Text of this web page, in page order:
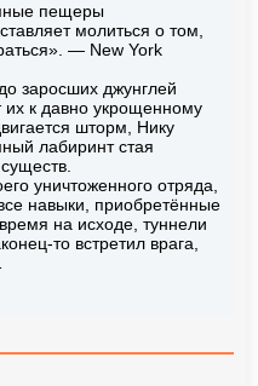
пещеры
молиться о том,
— New York
заросших джунглей
к давно укрощенному
шторм, Нику
лабиринт стая
уничтоженного отряда,
навыки, приобретённые
на исходе, туннели
то встретил врага,